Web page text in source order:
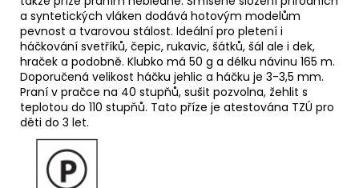
a syntetických vláken dodává hotovým modelům
pevnost a tvarovou stálost. Ideální pro pletení i
háčkování svetříků, čepic, rukavic, šátků, šál ale i dek,
hraček a podobně. Klubko má 50 g a délku návinu 165 m.
Doporučená velikost háčku jehlic a háčku je 3-3,5 mm.
Praní v pračce na 40 stupňů, sušit pozvolna, žehlit s
teplotou do 110 stupňů. Tato příze je atestována TZÚ pro
děti do 3 let.